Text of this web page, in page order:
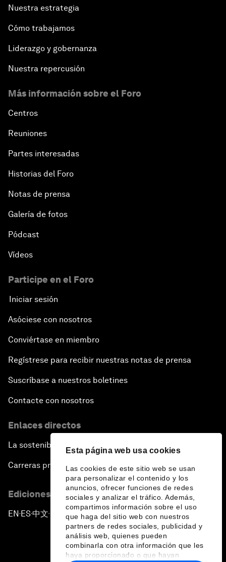
Esta página web usa cookies
Las cookies de este sitio web se usan
para personalizar el contenido y los
anuncios, ofrecer funciones de redes
sociales y analizar el tráfico. Además,
compartimos información sobre el uso
que haga del sitio web con nuestros
partners de redes sociales, publicidad y
análisis web, quienes pueden
combinarla con otra información que les
haya proporcionado o que hayan
Nuestra estrategia
Cómo trabajamos
Liderazgo y gobernanza
Nuestra repercusión
Más información sobre el Foro
Centros
Reuniones
Partes interesadas
Historias del Foro
Notas de prensa
Galería de fotos
Pódcast
Vídeos
Participe en el Foro
Iniciar sesión
Asóciese con nosotros
Conviértase en miembro
Regístrese para recibir nuestras notas de prensa
Suscríbase a nuestros boletines
Contacte con nosotros
Enlaces directos
La sostenibilidad en el Foro
Carreras profesionales
Ediciones en otros idiomas
EN ▪ES▪中文▪ 日本語